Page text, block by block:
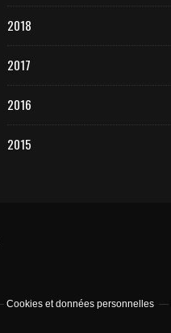
2018
2017
2016
2015
Cookies et données personnelles